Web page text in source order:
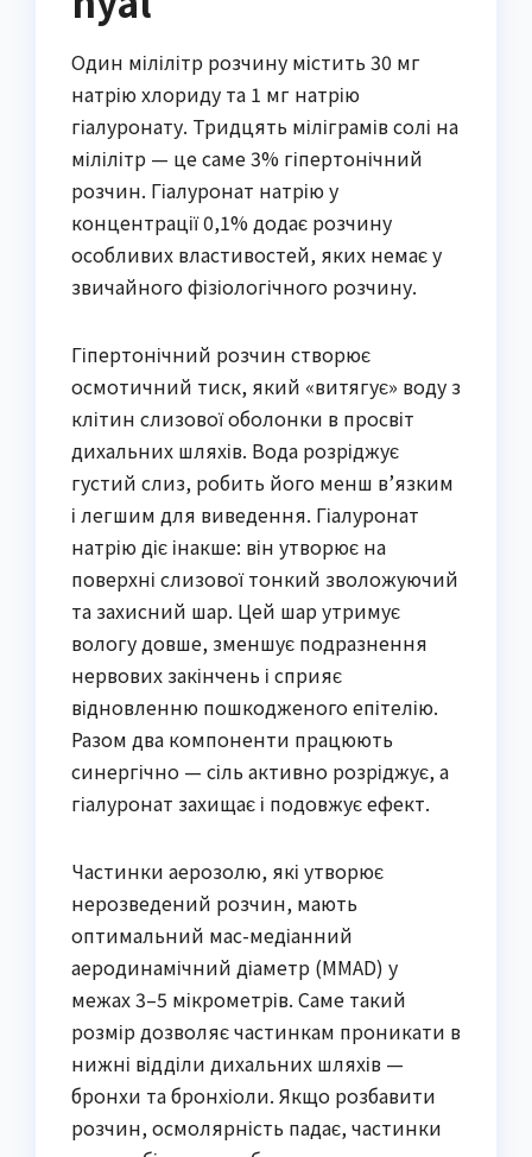
Один мілілітр розчину містить 30 мг
натрію хлориду та 1 мг натрію
гіалуронату. Тридцять міліграмів солі на
мілілітр — це саме 3% гіпертонічний
розчин. Гіалуронат натрію у
концентрації 0,1% додає розчину
особливих властивостей, яких немає у
звичайного фізіологічного розчину.
Гіпертонічний розчин створює
осмотичний тиск, який «витягує» воду з
клітин слизової оболонки в просвіт
дихальних шляхів. Вода розріджує
густий слиз, робить його менш в’язким
і легшим для виведення. Гіалуронат
натрію діє інакше: він утворює на
поверхні слизової тонкий зволожуючий
та захисний шар. Цей шар утримує
вологу довше, зменшує подразнення
нервових закінчень і сприяє
відновленню пошкодженого епітелію.
Разом два компоненти працюють
синергічно — сіль активно розріджує, а
гіалуронат захищає і подовжує ефект.
Частинки аерозолю, які утворює
нерозведений розчин, мають
оптимальний мас-медіанний
аеродинамічний діаметр (MMAD) у
межах 3–5 мікрометрів. Саме такий
розмір дозволяє частинкам проникати в
нижні відділи дихальних шляхів —
бронхи та бронхіоли. Якщо розбавити
розчин, осмолярність падає, частинки